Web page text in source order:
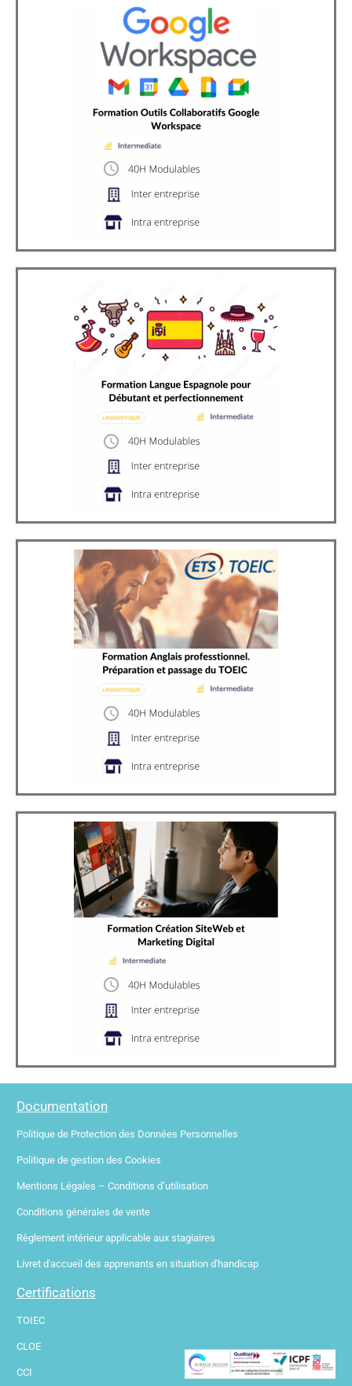
Documentation
Politique de Protection des Données Personnelles
Politique de gestion des Cookies
Mentions Légales – Conditions d’utilisation
Conditions générales de vente
Règlement intérieur applicable aux stagiaires
Livret d'accueil des apprenants en situation d'handicap
Certifications
TOIEC
CLOE
CCI